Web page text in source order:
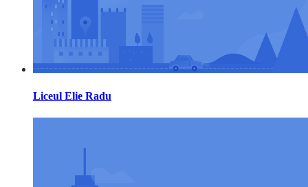
Liceul Elie Radu